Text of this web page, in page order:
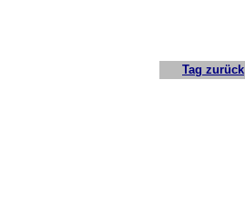
Tag zurück